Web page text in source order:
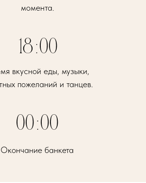
вкусной еды, музыки,
пожеланий и танцев.
момента.
18:00
Окончание банкета
00:00